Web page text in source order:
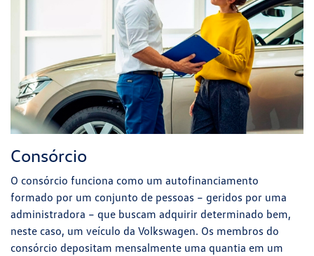
Consórcio
O consórcio funciona como um autofinanciamento
formado por um conjunto de pessoas – geridos por uma
administradora – que buscam adquirir determinado bem,
neste caso, um veículo da Volkswagen. Os membros do
consórcio depositam mensalmente uma quantia em um